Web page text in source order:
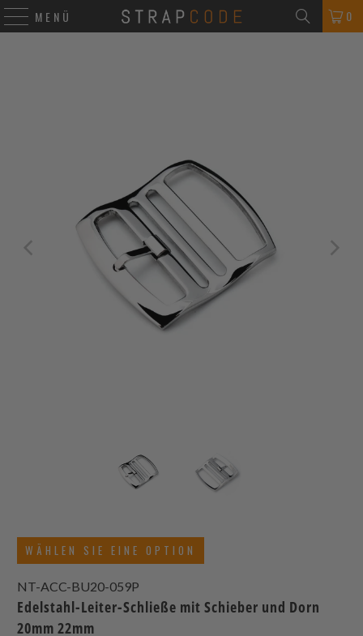
MENÜ 0
WÄHLEN SIE EINE OPTION
NT-ACC-BU20-059P
Edelstahl-Leiter-Schließe mit Schieber und Dorn
20mm 22mm